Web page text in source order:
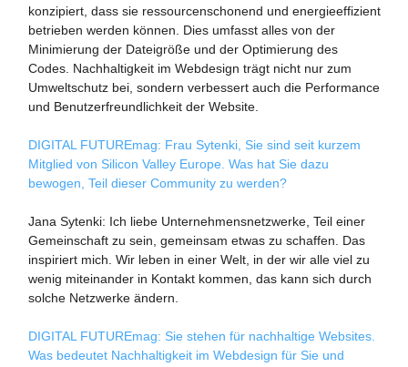
konzipiert, dass sie ressourcenschonend und energieeffizient
betrieben werden können. Dies umfasst alles von der
Minimierung der Dateigröße und der Optimierung des
Codes. Nachhaltigkeit im Webdesign trägt nicht nur zum
Umweltschutz bei, sondern verbessert auch die Performance
und Benutzerfreundlichkeit der Website.
DIGITAL FUTUREmag: Frau Sytenki, Sie sind seit kurzem
Mitglied von Silicon Valley Europe. Was hat Sie dazu
bewogen, Teil dieser Community zu werden?
Jana Sytenki: Ich liebe Unternehmensnetzwerke, Teil einer
Gemeinschaft zu sein, gemeinsam etwas zu schaffen. Das
inspiriert mich. Wir leben in einer Welt, in der wir alle viel zu
wenig miteinander in Kontakt kommen, das kann sich durch
solche Netzwerke ändern.
DIGITAL FUTUREmag: Sie stehen für nachhaltige Websites.
Was bedeutet Nachhaltigkeit im Webdesign für Sie und